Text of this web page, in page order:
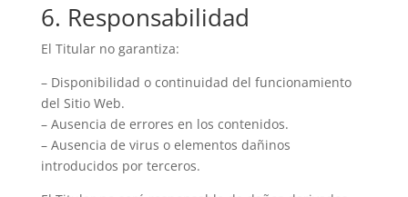
6. Responsabilidad
El Titular no garantiza:
– Disponibilidad o continuidad del funcionamiento
del Sitio Web.
– Ausencia de errores en los contenidos.
– Ausencia de virus o elementos dañinos
introducidos por terceros.